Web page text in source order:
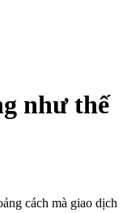
như thế
cách mà giao dịch